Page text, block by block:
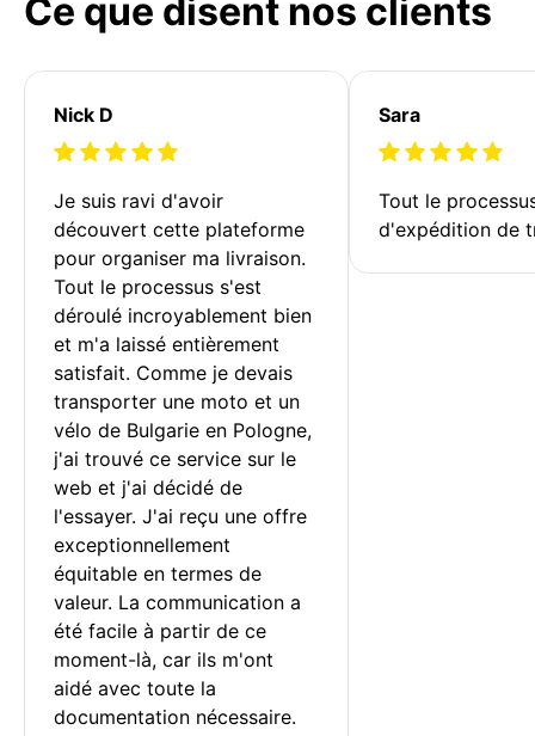
Ce que disent nos clients
Nick D
Je suis ravi d'avoir
découvert cette plateforme
pour organiser ma livraison.
Tout le processus s'est
déroulé incroyablement bien
et m'a laissé entièrement
satisfait. Comme je devais
transporter une moto et un
vélo de Bulgarie en Pologne,
j'ai trouvé ce service sur le
web et j'ai décidé de
l'essayer. J'ai reçu une offre
exceptionnellement
équitable en termes de
valeur. La communication a
été facile à partir de ce
moment-là, car ils m'ont
aidé avec toute la
documentation nécessaire.
Sara
Tout le
d'expédition de